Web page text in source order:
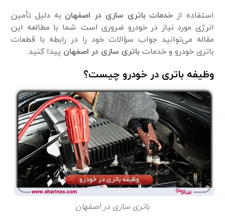
استفاده از خدمات باتری سازی در اصفهان به دلیل تأمین
انرژی مورد نیاز در خودرو ضروری است. شما با مطالعه این
مقاله می‌توانید جواب سؤالات خود را در رابطه با قطعات
باتری خودرو و خدماتباتری سازی در اصفهان پیدا کنید.
وظیفه باتری در خودرو چیست؟
باتری سازی در اصفهان